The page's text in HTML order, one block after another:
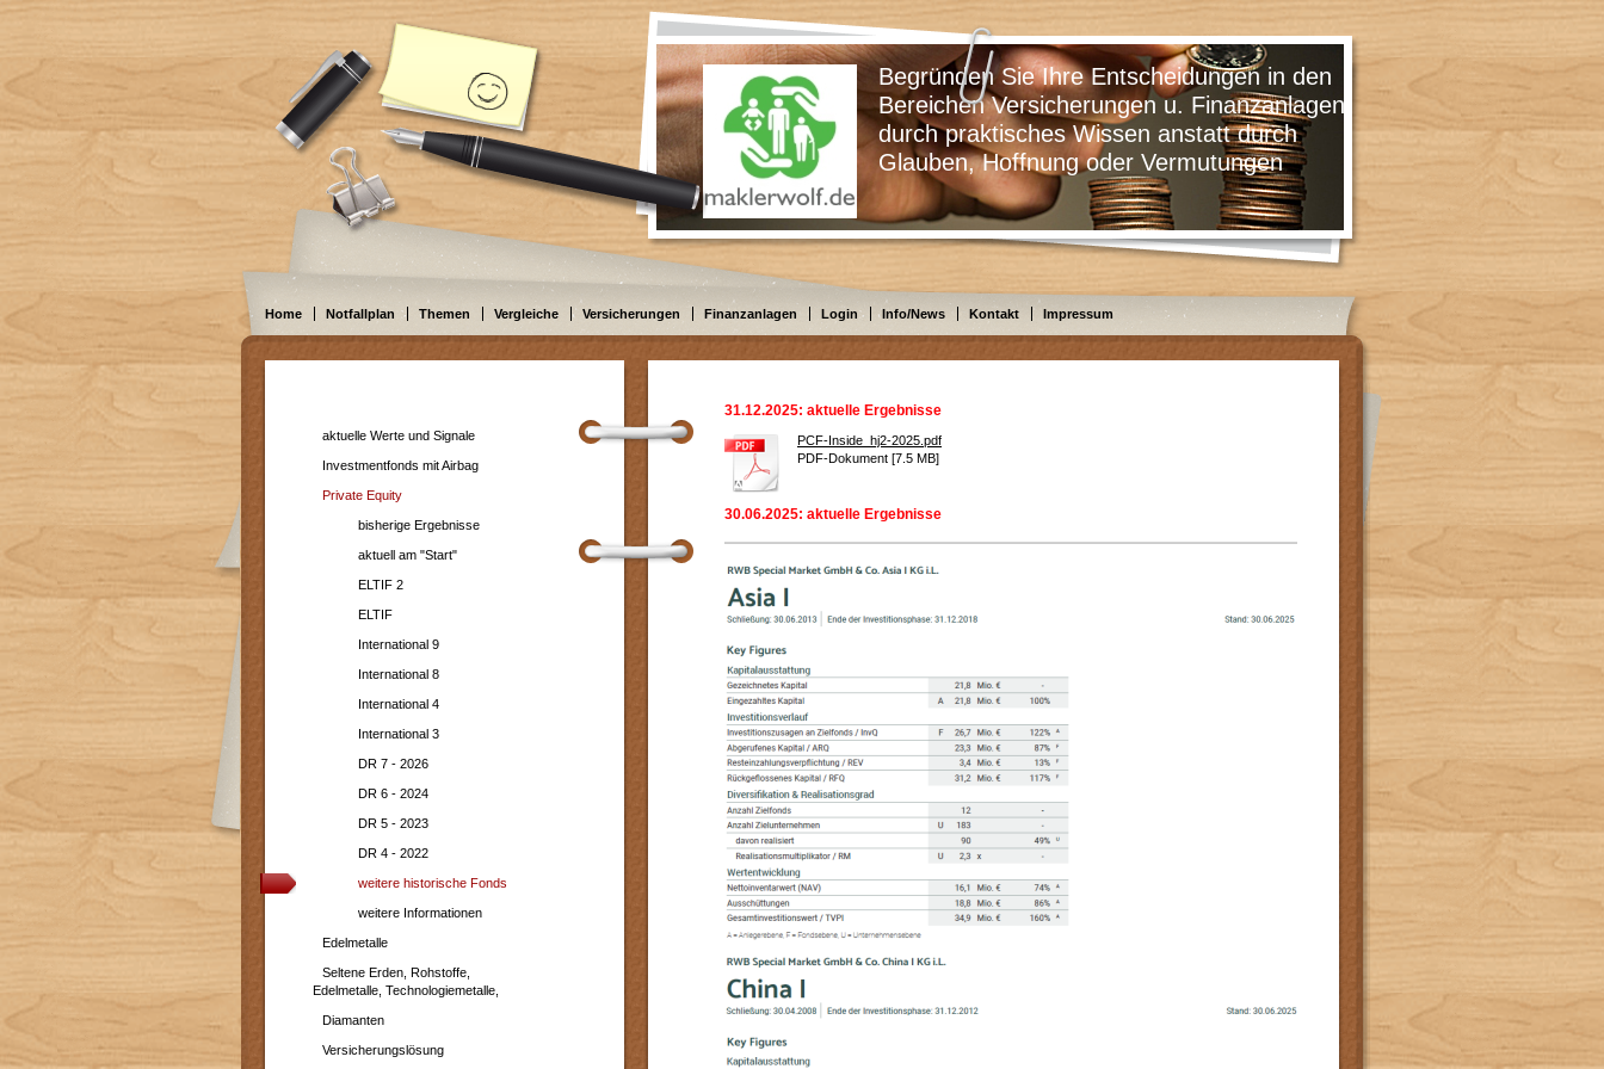
Begründen Sie Ihre Entscheidungen in den
Bereichen Versicherungen u. Finanzanlagen
durch praktisches Wissen anstatt durch
Glauben, Hoffnung oder Vermutungen
Home Notfallplan Themen Vergleiche Versicherungen Finanzanlagen Login Info/News Kontakt Impressum
31.12.2025: aktuelle Ergebnisse
PCF-Inside_hj2-2025.pdf
PDF-Dokument [7.5 MB]
30.06.2025: aktuelle Ergebnisse
aktuelle Werte und Signale
Investmentfonds mit Airbag
Private Equity
bisherige Ergebnisse
aktuell am "Start"
ELTIF 2
ELTIF
International 9
International 8
International 4
International 3
DR 7 - 2026
DR 6 - 2024
DR 5 - 2023
DR 4 - 2022
weitere historische Fonds
weitere Informationen
Edelmetalle
Seltene Erden, Rohstoffe,
Edelmetalle, Technologiemetalle,
Diamanten
Versicherungslösung